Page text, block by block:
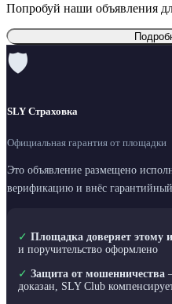
Попробуй наши объявления
🛡
SLY Страховка
Официальная гарантия от площадки
Это объявление размещено
верификацию и внёс
✓ Площадка доверяет этому
и поручительство оформлено
✓ Защита от мошенничества
доказан, SLY Club